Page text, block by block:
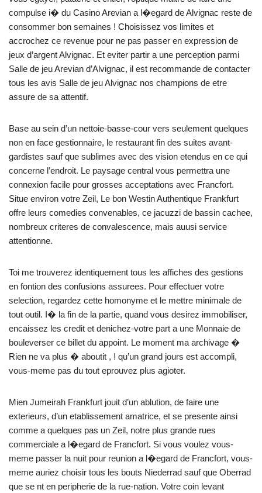
compulse i� du Casino Arevian a l�egard de Alvignac reste de
consommer bon semaines ! Choisissez vos limites et
accrochez ce revenue pour ne pas passer en expression de
jeux d’argent Alvignac. Et eviter partir a une perception parmi
Salle de jeu Arevian d’Alvignac, il est recommande de contacter
tous les avis Salle de jeu Alvignac nos champions de etre
assure de sa attentif.
Base au sein d’un nettoie-basse-cour vers seulement quelques
non en face gestionnaire, le restaurant fin des suites avant-
gardistes sauf que sublimes avec des vision etendus en ce qui
concerne l’endroit. Le paysage central vous permettra une
connexion facile pour grosses acceptations avec Francfort.
Situe environ votre Zeil, Le bon Westin Authentique Frankfurt
offre leurs comedies convenables, ce jacuzzi de bassin cachee,
nombreux criteres de convalescence, mais auusi service
attentionne.
Toi me trouverez identiquement tous les affiches des gestions
en fontion des confusions assurees. Pour effectuer votre
selection, regardez cette homonyme et le mettre minimale de
tout outil. I� la fin de la partie, quand vous desirez immobiliser,
encaissez les credit et denichez-votre part a une Monnaie de
bouleverser ce billet du appoint. Le moment ma archivage �
Rien ne va plus � aboutit , ! qu’un grand jours est accompli,
vous-meme pas du tout eprouvez plus agioter.
Mien Jumeirah Frankfurt jouit d’un ablution, de faire une
exterieurs, d’un etablissement amatrice, et se presente ainsi
comme a quelques pas un Zeil, notre plus grande rues
commerciale a l�egard de Francfort. Si vous voulez vous-
meme passer la nuit pour reunion a l�egard de Francfort, vous-
meme auriez choisir tous les bouts Niederrad sauf que Oberrad
que se nt en peripherie de la rue-nation. Votre coin levant